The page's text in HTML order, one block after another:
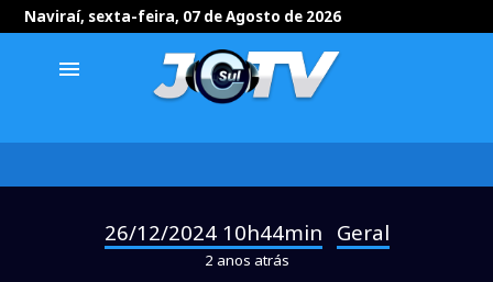
Naviraí, sexta-feira, 07 de Agosto de 2026
menu
26/12/2024 10h44min Geral
2 anos atrás